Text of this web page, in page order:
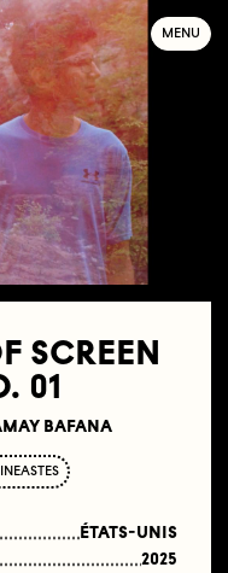
MENU
SCREEN
01
BAFANA
ÉTATS-UNIS
2025